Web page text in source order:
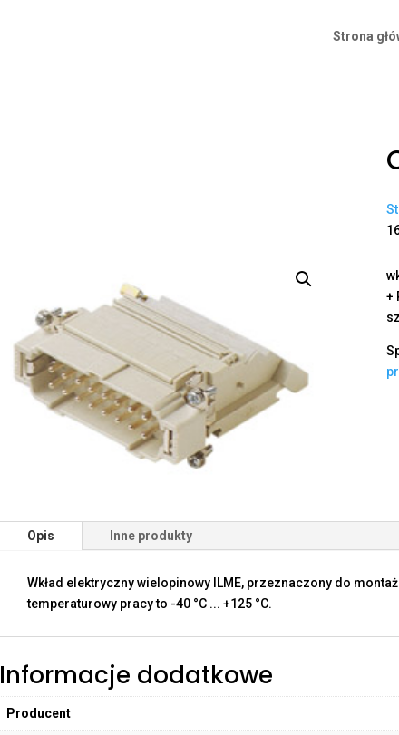
Strona
+
Opis Inne produkty
Wkład elektryczny wielopinowy ILME, przeznaczony do
temperaturowy pracy to -40 °C ... +125 °C.
Informacje dodatkowe
Producent